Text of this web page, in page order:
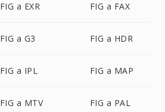
FIG a EXR FIG a FAX
FIG a G3 FIG a HDR
FIG a IPL FIG a MAP
FIG a MTV FIG a PAL